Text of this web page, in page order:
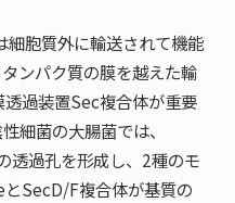
シップ
ップ
在学生の方へ
地域・一般の方へ
胞質外に輸送されて機能
ンパク質の膜を越えた輸
過装置Sec複合体が重要
細菌の大腸菌では、
透過孔を形成し、2種のモ
とSecD/F複合体が基質の